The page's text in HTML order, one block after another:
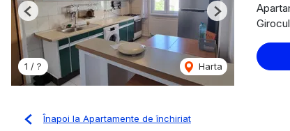
1 / ? Harta
Previous Next
Înapoi la Apartamente de închiriat